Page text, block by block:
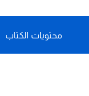
محتويات الكتاب